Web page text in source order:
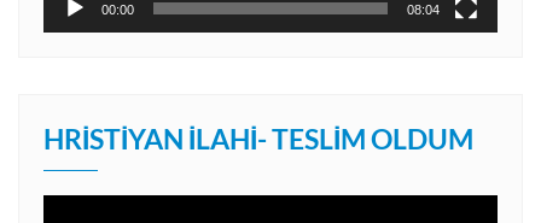
00:00 08:04
HRISTIYAN İLAHI- TESLIM OLDUM